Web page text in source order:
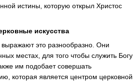
истины, которую открыл Христос
искусства
это разнообразно. Они
местах, для того чтобы служить Богу
им подобает совершать
которая является центром церковной